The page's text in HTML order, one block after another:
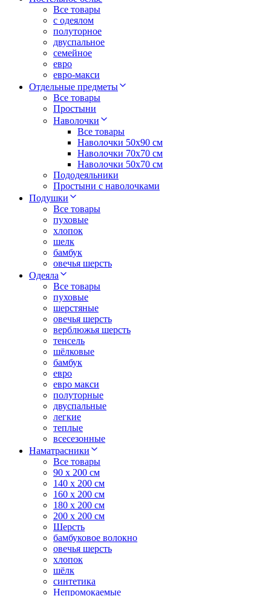
Все товары
с одеялом
полуторное
двуспальное
семейное
евро
евро-макси
Отдельные предметы
Все товары
Простыни
Наволочки
Все товары
Наволочки 50x90 см
Наволочки 70x70 cм
Наволочки 50х70 см
Пододеяльники
Простыни с наволочками
Подушки
Все товары
пуховые
хлопок
шелк
бамбук
овечья шерсть
Одеяла
Все товары
пуховые
шерстяные
овечья шерсть
верблюжья шерсть
тенсель
шёлковые
бамбук
евро
евро макси
полуторные
двуспальные
легкие
теплые
всесезонные
Наматрасники
Все товары
90 x 200 см
140 x 200 см
160 x 200 см
180 x 200 см
200 x 200 см
Шерсть
бамбуковое волокно
овечья шерсть
хлопок
шёлк
синтетика
Непромокаемые